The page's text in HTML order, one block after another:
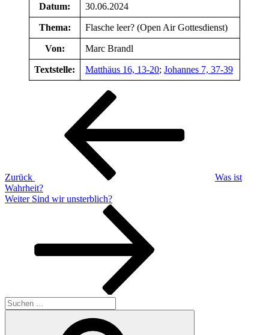
Datum: 30.06.2024
Thema: Flasche leer? (Open Air Gottesdienst)
Von: Marc Brandl
Textstelle: Matthäus 16, 13-20; Johannes 7, 37-39
Beitragsnavigation
Zurück
Was ist
Wahrheit?
Nächster
Weiter Sind wir unsterblich?
Suchen
nach: